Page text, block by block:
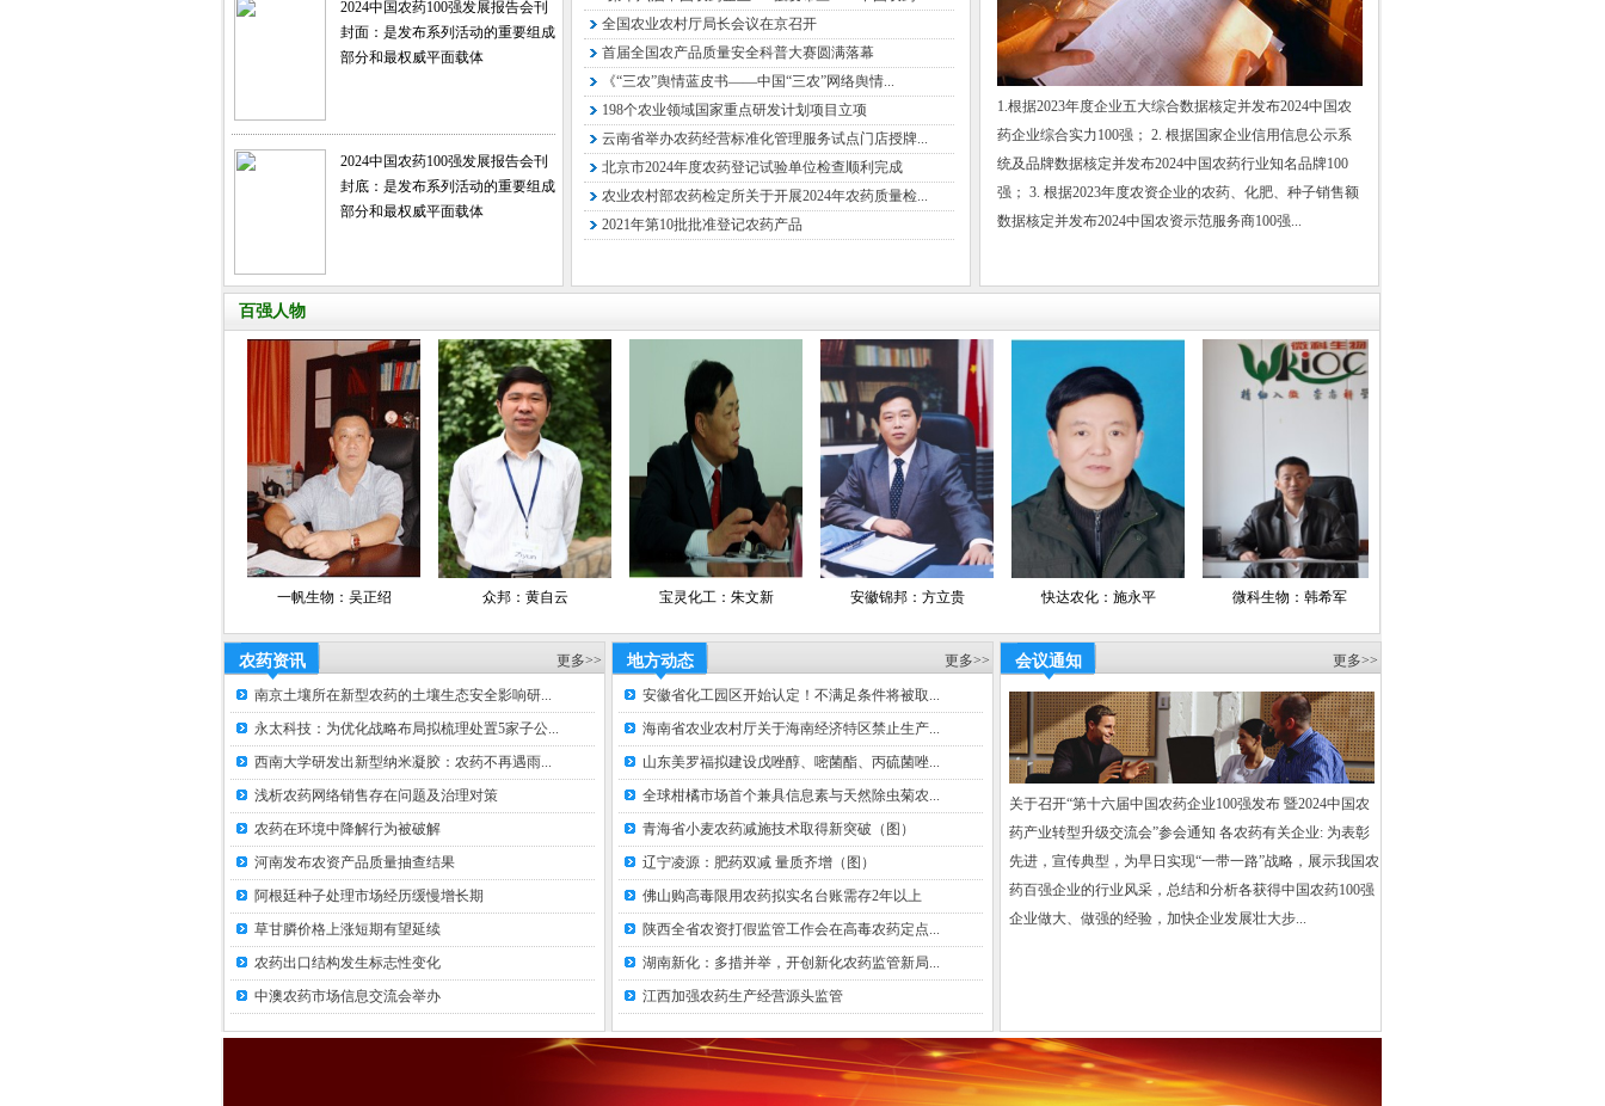
中国化工学会农药专业委员会副秘书长
曲祚民 原化工部机关单位宣传部长
李 铁 中国石油和化学工业协会
张 华 中国化工经济技术发展中心处长
黄卫卫 中国石油和化学工业协会
正在洽谈...
农资导报、经济日报、中国经营报、
21 世纪经济报道、经济观察报、财经时报、
经济参考报、证券日报、中国经济时报、
中国经济导报、工商导报、财富时报、
新京报、深圳商报、重庆晚报、中国证券报、
经理日报、财富时报、乡镇企业导报、中国产
经新闻、工商导报社、中华合作时报
合作网络
网易新闻网、慧聪网、中国化工报
中化新网、
中国化工节能网、中国农药百强网、中国农药网、
中国脱硫网、中国无机盐工业协会网、中国复合肥
网、
中国化肥百强官方网、中心网、新华网、中国化工信
息网
临沂农资网、东方财富网、中华商务网、金光农业
网、
数字网、卡维资讯、世易化工网、民工网、万隆证券
中国农资网、中华磷化工网、中国化工资讯网、中国
农药企业网 、
中国肥料企业网、万客化工论坛、中国农业网、
安宁生活网、环渤海区域信息网
2024中国农药100强发展报告会刊
封面：是发布系列活动的重要组成
部分和最权威平面载体
2024中国农药100强发展报告会刊
封底：是发布系列活动的重要组成
部分和最权威平面载体
全国农业农村厅局长会议在京召开
首届全国农产品质量安全科普大赛圆满落幕
《“三农”舆情蓝皮书——中国“三农”网络舆情...
198个农业领域国家重点研发计划项目立项
云南省举办农药经营标准化管理服务试点门店授牌...
北京市2024年度农药登记试验单位检查顺利完成
农业农村部农药检定所关于开展2024年农药质量检...
2021年第10批批准登记农药产品
1.根据2023年度企业五大综合数据核定并发布2024中国农
药企业综合实力100强； 2. 根据国家企业信用信息公示系
统及品牌数据核定并发布2024中国农药行业知名品牌100
强； 3. 根据2023年度农资企业的农药、化肥、种子销售额
数据核定并发布2024中国农资示范服务商100强...
百强人物
一帆生物：吴正绍 宝灵化工：朱文新 安徽锦邦：方立贵 快达农化：施永平 微科生物：韩希军 亿嘉农化：褚爱玲
农药资讯 更多>>
南京土壤所在新型农药的土壤生态安全影响研...
永太科技：为优化战略布局拟梳理处置5家子公...
西南大学研发出新型纳米凝胶：农药不再遇雨...
浅析农药网络销售存在问题及治理对策
农药在环境中降解行为被破解
河南发布农资产品质量抽查结果
阿根廷种子处理市场经历缓慢增长期
草甘膦价格上涨短期有望延续
农药出口结构发生标志性变化
中澳农药市场信息交流会举办
地方动态 更多>>
安徽省化工园区开始认定！不满足条件将被取...
海南省农业农村厅关于海南经济特区禁止生产...
山东美罗福拟建设戊唑醇、嘧菌酯、丙硫菌唑...
全球柑橘市场首个兼具信息素与天然除虫菊农...
青海省小麦农药减施技术取得新突破（图）
辽宁凌源：肥药双减 量质齐增（图）
佛山购高毒限用农药拟实名台账需存2年以上
陕西全省农资打假监管工作会在高毒农药定点...
湖南新化：多措并举，开创新化农药监管新局...
江西加强农药生产经营源头监管
会议通知 更多>>
关于召开“第十六届中国农药企业100强发布 暨2024中国农
药产业转型升级交流会”参会通知 各农药有关企业: 为表彰
先进，宣传典型，为早日实现“一带一路”战略，展示我国农
药百强企业的行业风采，总结和分析各获得中国农药100强
企业做大、做强的经验，加快企业发展壮大步...